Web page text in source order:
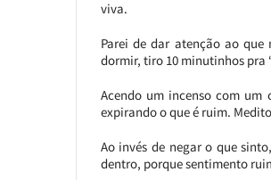
viva.
Parei de dar atenção ao
dormir, tiro 10 minutinhos pra
Acendo um incenso com um
expirando o que é ruim.
Ao invés de negar o que
dentro, porque sentimento